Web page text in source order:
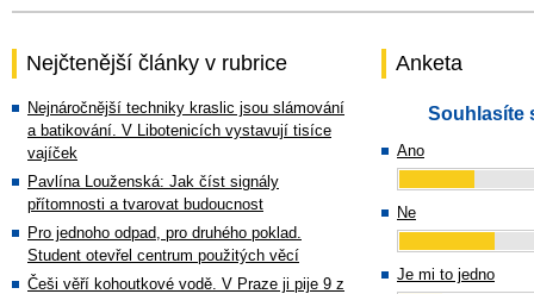
Nejčtenější články v rubrice
Nejnáročnější techniky kraslic jsou slámování
a batikování. V Libotenicích vystavují tisíce
vajíček
Pavlína Louženská: Jak číst signály
přítomnosti a tvarovat budoucnost
Pro jednoho odpad, pro druhého poklad.
Student otevřel centrum použitých věcí
Češi věří kohoutkové vodě. V Praze ji pije 9 z
Anketa
Souhlasíte
Ano
Ne
Je mi to jedno